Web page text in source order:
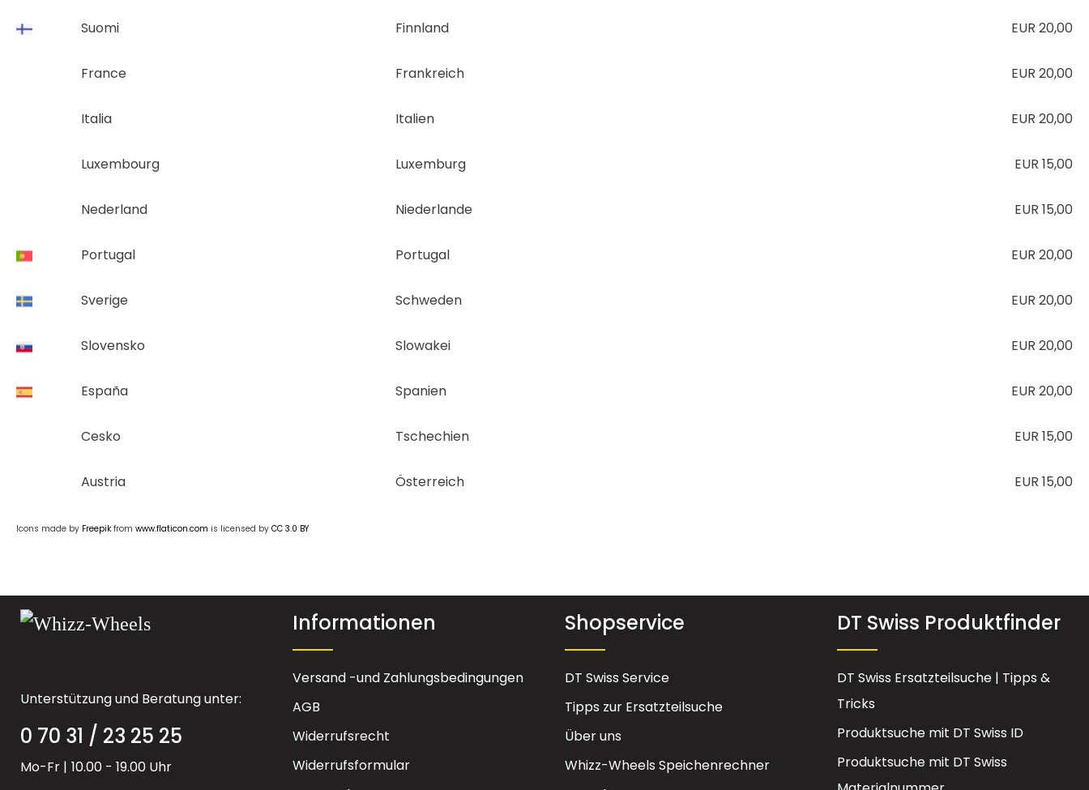
Suomi Finnland EUR 20,00
France Frankreich EUR 20,00
Italia Italien EUR 20,00
Luxembourg Luxemburg EUR 15,00
Nederland Niederlande EUR 15,00
Portugal Portugal EUR 20,00
Sverige Schweden EUR 20,00
Slovensko Slowakei EUR 20,00
España Spanien EUR 20,00
Cesko Tschechien EUR 15,00
Austria Österreich EUR 15,00
Icons made by Freepik from www.flaticon.com is licensed by CC 3.0 BY
Unterstützung und Beratung unter:
0 70 31 / 23 25 25
Mo-Fr | 10.00 - 19.00 Uhr
Informationen
Versand -und Zahlungsbedingungen
AGB
Widerrufsrecht
Widerrufsformular
Shopservice
DT Swiss Service
Tipps zur Ersatzteilsuche
Über uns
Whizz-Wheels Speichenrechner
DT Swiss Produktfinder
DT Swiss Ersatzteilsuche | Tipps &
Tricks
Produktsuche mit DT Swiss ID
Produktsuche mit DT Swiss